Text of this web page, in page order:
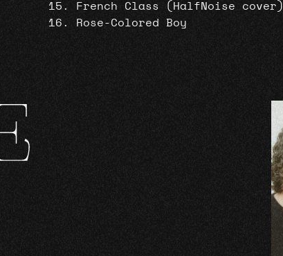
French Class (HalfNoise cover)
Rose-Colored Boy